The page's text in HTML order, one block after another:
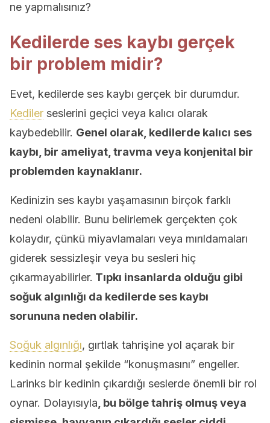
ne yapmalısınız?
Kedilerde ses kaybı gerçek
bir problem midir?
Evet, kedilerde ses kaybı gerçek bir durumdur.
Kediler seslerini geçici veya kalıcı olarak
kaybedebilir. Genel olarak, kedilerde kalıcı ses
kaybı, bir ameliyat, travma veya konjenital bir
problemden kaynaklanır.
Kedinizin ses kaybı yaşamasının birçok farklı
nedeni olabilir. Bunu belirlemek gerçekten çok
kolaydır, çünkü miyavlamaları veya mırıldamaları
giderek sessizleşir veya bu sesleri hiç
çıkarmayabilirler. Tıpkı insanlarda olduğu gibi
soğuk algınlığı da kedilerde ses kaybı
sorununa neden olabilir.
Soğuk algınlığı, gırtlak tahrişine yol açarak bir
kedinin normal şekilde “konuşmasını” engeller.
Larinks bir kedinin çıkardığı seslerde önemli bir rol
oynar. Dolayısıyla , bu bölge tahriş olmuş veya